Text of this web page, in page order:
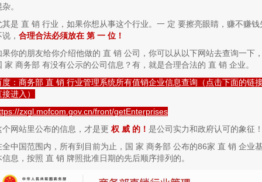
。
其是 直 销 行业，如果你想从事这个行业。一 定 要擦亮眼睛，赚不赚钱
， 合理合法必须放在 第 一 位！
果你的朋友给你介绍他做的 直 销 公司，你可以从以下网站去查询一下
家 商务部 有没有公示的公司信息？有，就是合理合法的 直 销 企业。
度：商务部 直 销 行业管理系统所有值销企业信息查询（点击下面的链
进入）
zxgl.mofcom.gov.cn/front/getEnterprises
个网站里公布的信息，才是更 权 威 的！ 是公司实力和政府认可的象征
全中国范围内，所有到目前为止，国 家 商务部 公布的86家 直 销 企业
信息，按照 直 销 牌照批准日期的先后顺序排列的。